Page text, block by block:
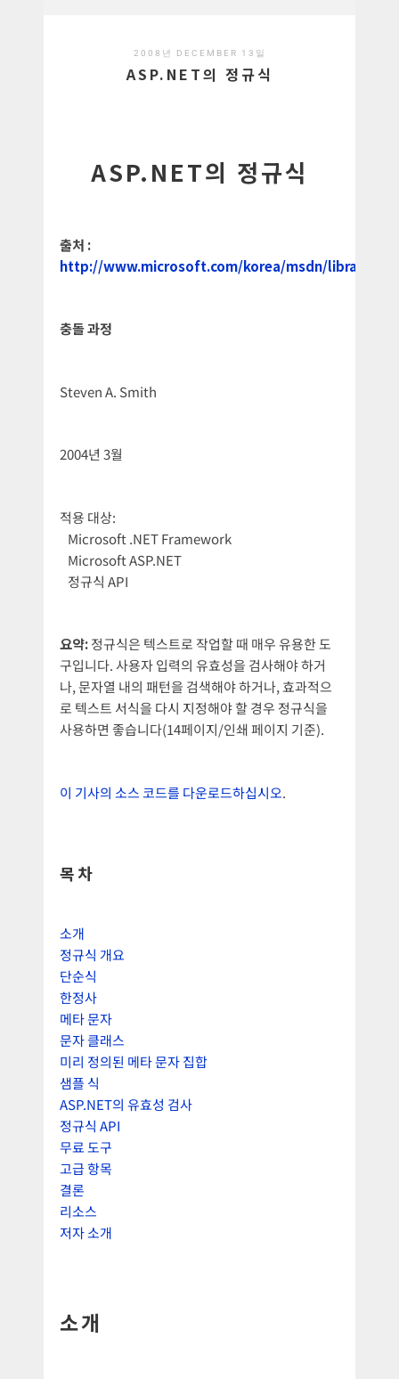
2008년 DECEMBER 13일
ASP.NET의 정규식
ASP.NET의 정규식
출처 :
http://www.microsoft.com/korea/msdn/library/
충돌 과정
Steven A. Smith
2004년 3월
적용 대상:
Microsoft .NET Framework
Microsoft ASP.NET
정규식 API
요약:정규식은 텍스트로 작업할 때 매우 유용한 도
구입니다. 사용자 입력의 유효성을 검사해야 하거
나, 문자열 내의 패턴을 검색해야 하거나, 효과적으
로 텍스트 서식을 다시 지정해야 할 경우 정규식을
사용하면 좋습니다(14페이지/인쇄 페이지 기준).
이 기사의 소스 코드를 다운로드하십시오.
목차
소개
정규식 개요
단순식
한정사
메타 문자
문자 클래스
미리 정의된 메타 문자 집합
샘플 식
ASP.NET의 유효성 검사
정규식 API
무료 도구
고급 항목
결론
리소스
저자 소개
소개